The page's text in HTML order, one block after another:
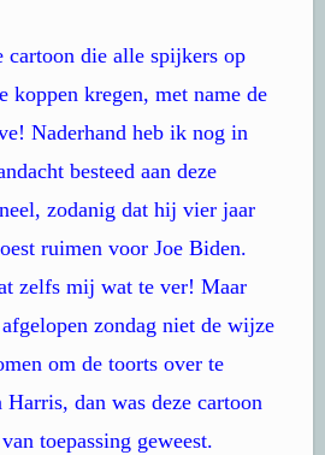
die alle spijkers op
koppen kregen, met name de
Naderhand heb ik nog in
besteed aan deze
zodanig dat hij vier jaar
ruimen voor Joe Biden.
zelfs mij wat te ver! Maar
zondag niet de wijze
om de toorts over te
Harris, dan was deze cartoon
toepassing geweest.